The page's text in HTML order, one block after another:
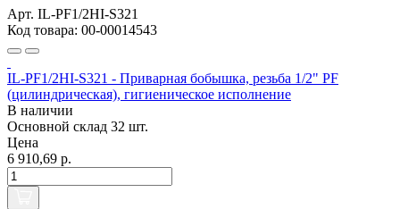
Арт. IL-PF1/2HI-S321
Код товара: 00-00014543
IL-PF1/2HI-S321 - Приварная бобышка, резьба 1/2" PF
(цилиндрическая), гигиеническое исполнение
В наличии
Основной склад 32 шт.
Цена
6 910,69 р.